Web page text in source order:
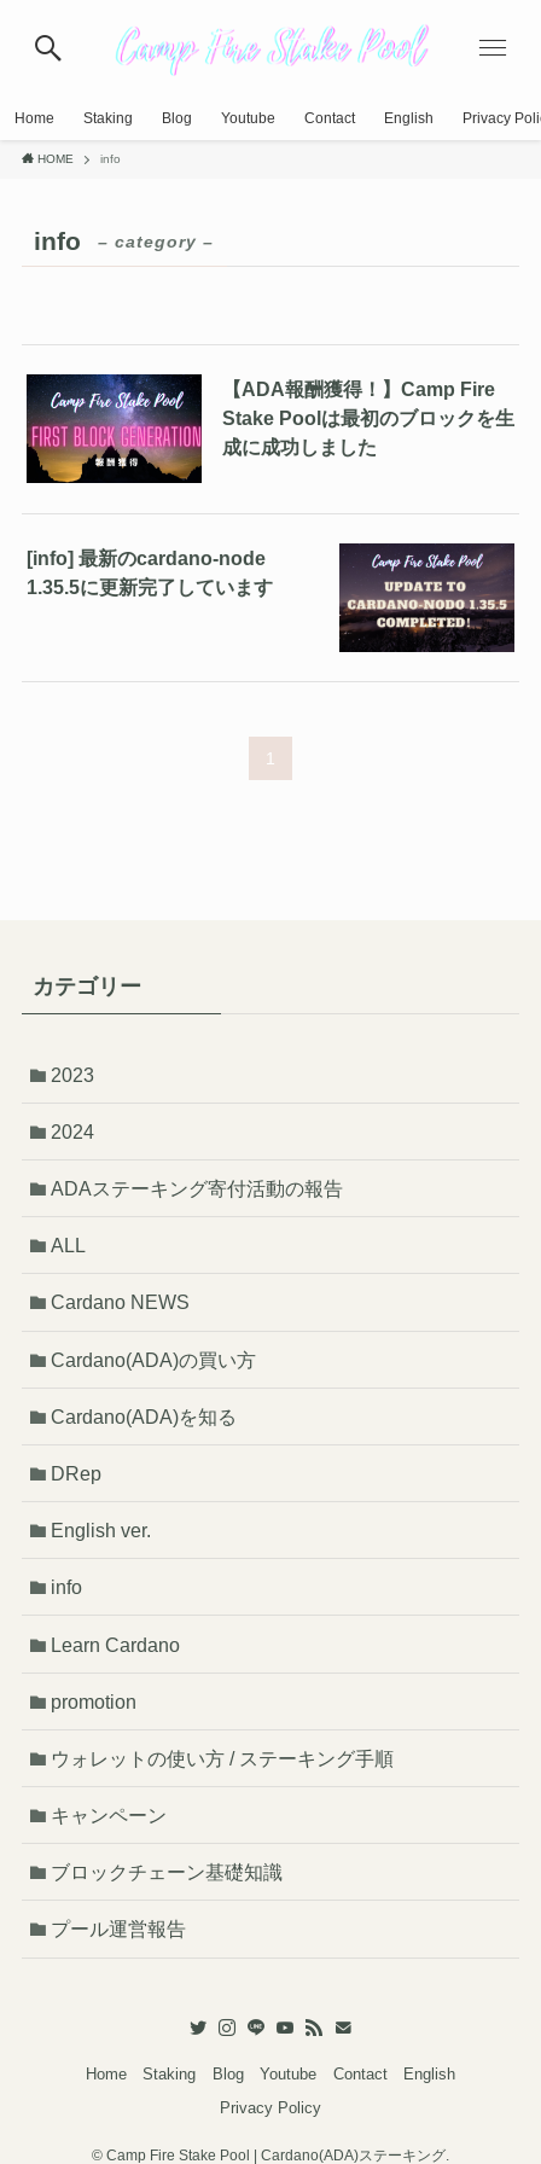
Home Staking Blog Youtube Contact English Privacy
HOME info
info – category –
【ADA報酬獲得！】Camp Fire
Stake Poolは最初のブロックを生
成に成功しました
[info] 最新のcardano-node
1.35.5に更新完了しています
1
カテゴリー
2023
2024
ADAステーキング寄付活動の報告
ALL
Cardano NEWS
Cardano(ADA)の買い方
Cardano(ADA)を知る
DRep
English ver.
info
Learn Cardano
promotion
ウォレットの使い方 / ステーキング手順
キャンペーン
ブロックチェーン基礎知識
プール運営報告
Home Staking Blog Youtube Contact
English
Privacy Policy
© Camp Fire Stake Pool | Cardano(ADA)ステーキング.